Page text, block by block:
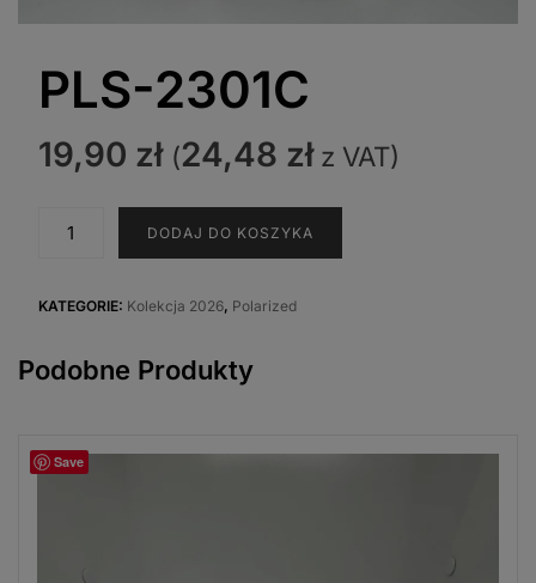
PLS-2301C
19,90 zł (24,48 złz VAT)
DODAJ DO KOSZYKA
KATEGORIE: Kolekcja 2026, Polarized
Podobne Produkty
Save